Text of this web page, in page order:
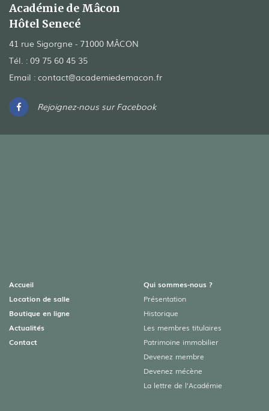
Académie de Mâcon
Hôtel Senecé
41 rue Sigorgne - 71000 MÂCON
Tél. : 09 75 60 45 35
Email : contact@academiedemacon.fr
Rejoignez-nous sur Facebook
Accueil
Location de salle
Boutique en ligne
Actualités
Contact
Qui sommes-nous ?
Présentation
Historique
Les membres titulaires
Patrimoine immobilier
Devenez membre
Devenez mécène
La lettre de l’Académie